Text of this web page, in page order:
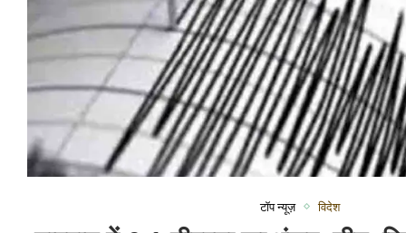
टॉप न्यूज़ विदेश